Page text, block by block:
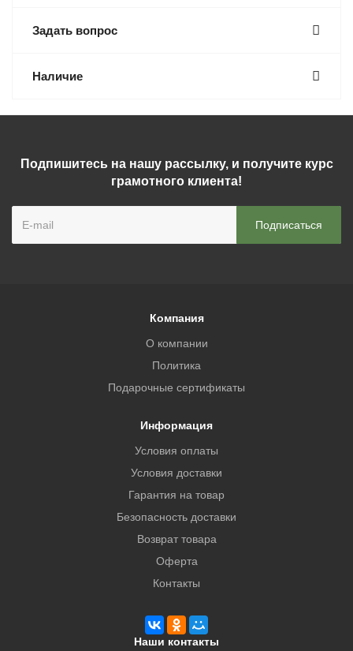
Задать вопрос
Наличие
Подпишитесь на нашу рассылку, и получите курс
грамотного клиента!
Компания
О компании
Политика
Подарочные сертификаты
Информация
Условия оплаты
Условия доставки
Гарантия на товар
Безопасность доставки
Возврат товара
Оферта
Контакты
Наши контакты